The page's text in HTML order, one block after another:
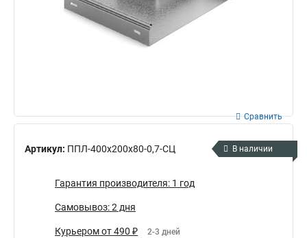
Артикул: ППЛ-400х200х80-0,7-СЦ
Сравнить
В наличии
Гарантия производителя: 1 год
Самовывоз: 2 дня
Курьером от 490 ₽ 2-3 дней